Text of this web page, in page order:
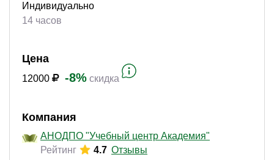
Индивидуально
14 часов
Цена
12000 -8% скидка
Компания
АНОДПО "Учебный центр Академия"
Рейтинг
4.7 Отзывы